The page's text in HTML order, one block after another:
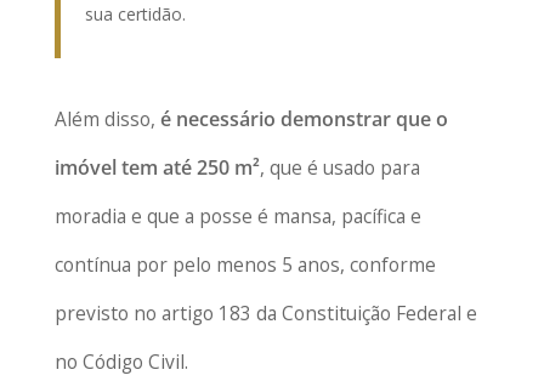
sua certidão.
Além disso, é necessário demonstrar que o
imóvel tem até 250 m², que é usado para
moradia e que a posse é mansa, pacífica e
contínua por pelo menos 5 anos, conforme
previsto no artigo 183 da Constituição Federal e
no Código Civil.